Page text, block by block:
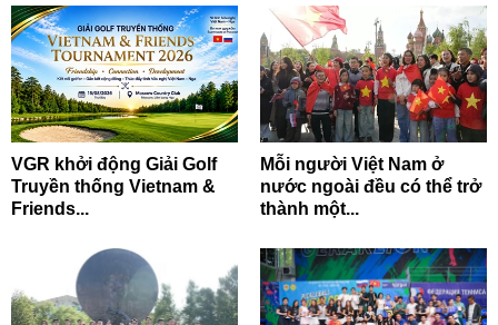
VGR khởi động Giải Golf
Truyền thống Vietnam &
Friends...
Mỗi người Việt Nam ở
nước ngoài đều có thể trở
thành một...